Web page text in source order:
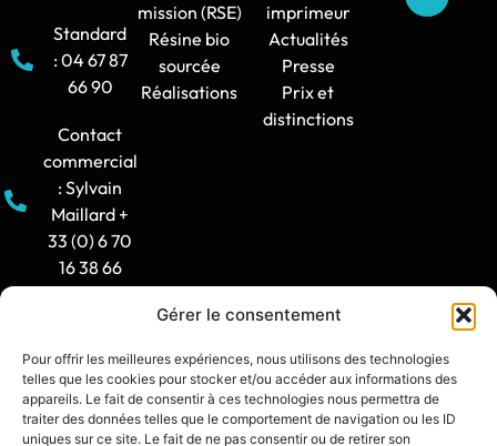
Gérer le consentement
Pour offrir les meilleures expériences, nous utilisons des technologies
telles que les cookies pour stocker et/ou accéder aux informations des
appareils. Le fait de consentir à ces technologies nous permettra de
traiter des données telles que le comportement de navigation ou les ID
uniques sur ce site. Le fait de ne pas consentir ou de retirer son
Standard
: 04 67 87
66 90
Contact
commercial
: Sylvain
Maillard +
33 (0) 6 70
16 38 66
: 8h30-12h
/ 14h -
17h30
mission (RSE)
Résine bio
sourcée
Réalisations
imprimeur
Actualités
Presse
Prix et
distinctions